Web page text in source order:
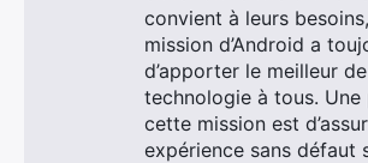
convient à leurs
mission d’Android a
d’apporter le meilleur
technologie à tous.
cette mission est
expérience sans défaut